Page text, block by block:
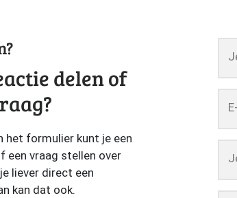
delen of
het formulier kunt je een
een vraag stellen over
liever direct een
kan dat ook.